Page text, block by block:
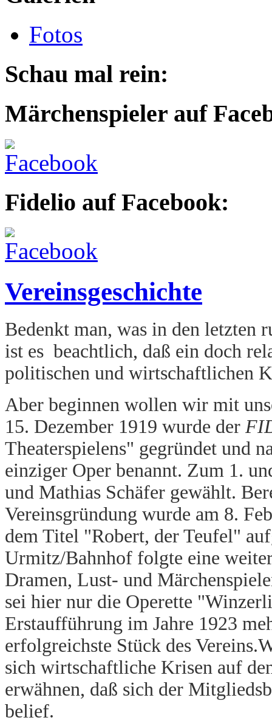
Fotos
Schau mal rein:
Märchenspieler auf
Fidelio auf Facebook:
Vereinsgeschichte
Bedenkt man, was in den letzten
ist es beachtlich, daß ein doch
politischen und wirtschaftlichen
Aber beginnen wollen wir mit
15. Dezember 1919 wurde der
Theaterspielens" gegründet und
einziger Oper benannt. Zum 1.
und Mathias Schäfer gewählt.
Vereinsgründung wurde am 8.
dem Titel "Robert, der Teufel"
Urmitz/Bahnhof folgte eine
Dramen, Lust- und
sei hier nur die Operette
Erstaufführung im Jahre 1923
erfolgreichste Stück des
sich wirtschaftliche Krisen auf
erwähnen, daß sich der
belief.